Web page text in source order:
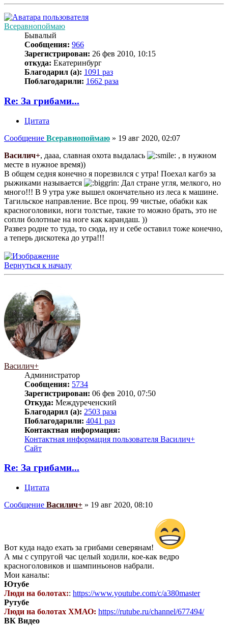
Всеравнопоймаю
Бывалый
Сообщения: 966
Зарегистрирован: 26 фев 2010, 10:15
откуда: Екатеринбург
Благодарил (а): 1091 раз
Поблагодарили: 1662 раза
Re: За грибами...
Цитата
Сообщение Всеравнопоймаю » 19 авг 2020, 02:07
Василич+, дааа, славная охота выдалась
, в нужном
месте в нужное время))
В общем седня конечно я порезвился с утра! Поехал кагбэ за
рыжиками называется
Дал стране угля, мелкого, но
много!!! В 9 утра уже вышел окончательно из леса к машине.
Тагильское направление. Все проц. 99 чистые, обабки как
красноголовики, ноги толстые, такие то можно брать, это не
сопли болотные на ноге как карандаш. ))
Развез родне то туда, то сюда, ну и себе оставил тоже конечно,
а теперь дискотека до утра!!!
Вернуться к началу
Василич+
Администратор
Сообщения: 5734
Зарегистрирован: 06 фев 2010, 07:50
Откуда: Междуреченский
Благодарил (а): 2503 раза
Поблагодарили: 4041 раз
Контактная информация:
Контактная информация пользователя Василич+
Сайт
Re: За грибами...
Цитата
Сообщение Василич+ » 19 авг 2020, 08:10
Вот куда надо ехать за грибами северянам!
А мы с супругой час целый ходили, кое-как ведро
красноголовиков и шампиньонов набрали.
Мои каналы:
Ютубе
Люди на болотах:: https://www.youtube.com/c/a380master
Рутубе
Люди на болотах ХМАО: https://rutube.ru/channel/677494/
ВК Видео